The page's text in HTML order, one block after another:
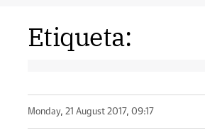
Etiqueta:
Monday, 21 August 2017, 09:17